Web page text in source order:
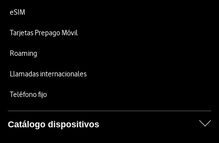
eSIM
Tarjetas Prepago Móvil
Roaming
Llamadas internacionales
Teléfono fijo
Catálogo dispositivos